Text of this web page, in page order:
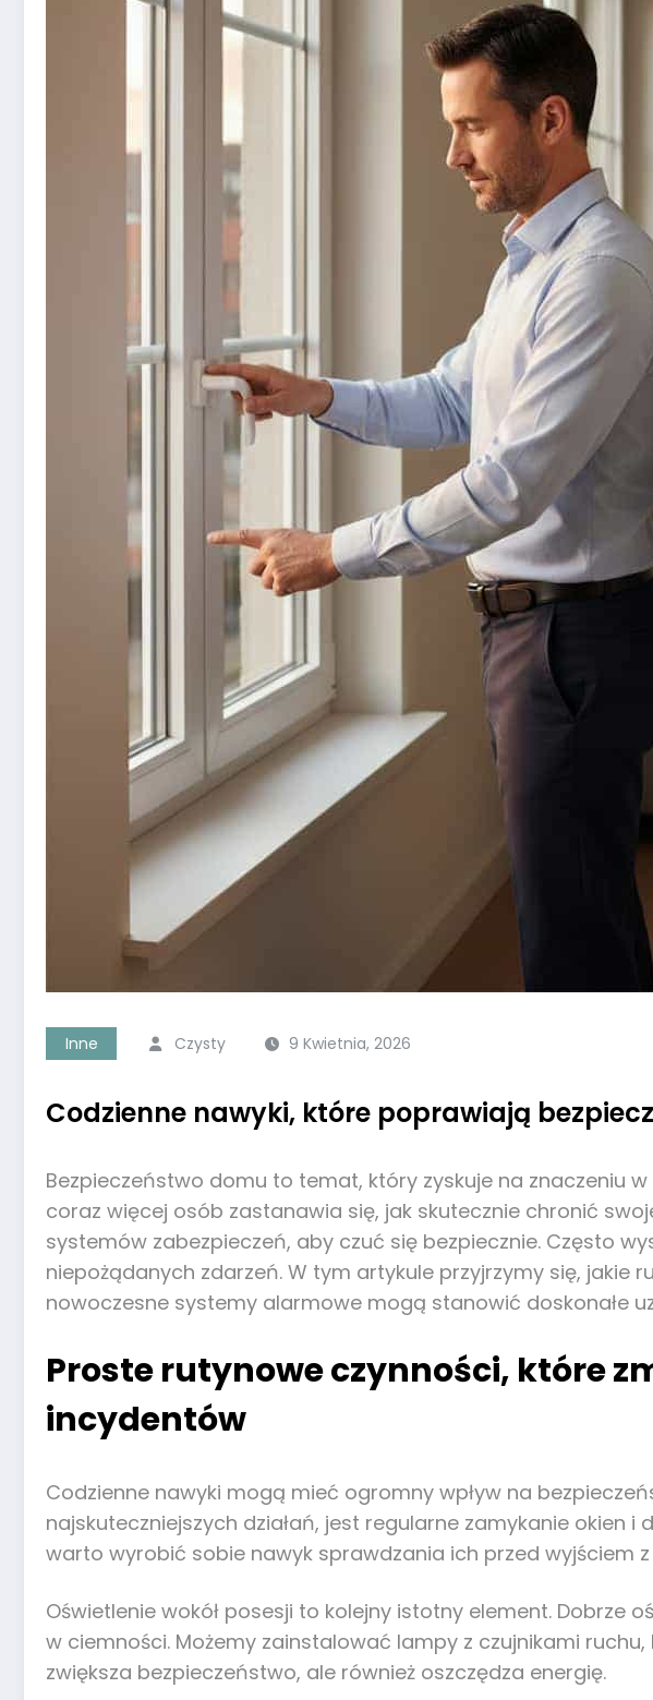
Inne Czysty 9 Kwietnia, 2026
Codzienne nawyki, które poprawiają
Bezpieczeństwo domu to temat, który zyskuje na znaczeniu
coraz więcej osób zastanawia się, jak skutecznie chronić
systemów zabezpieczeń, aby czuć się bezpiecznie. Często
niepożądanych zdarzeń. W tym artykule przyjrzymy się,
nowoczesne systemy alarmowe mogą stanowić doskonałe
Proste rutynowe czynności, które
incydentów
Codzienne nawyki mogą mieć ogromny wpływ na
najskuteczniejszych działań, jest regularne zamykanie okien
warto wyrobić sobie nawyk sprawdzania ich przed wyjściem
Oświetlenie wokół posesji to kolejny istotny element. Dobrze
w ciemności. Możemy zainstalować lampy z czujnikami
zwiększa bezpieczeństwo, ale również oszczędza energię.